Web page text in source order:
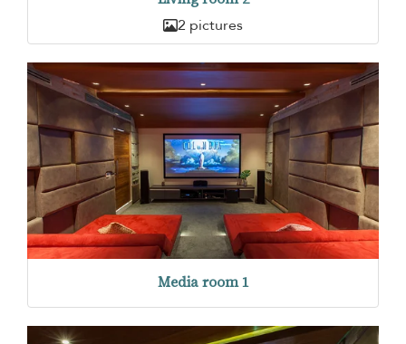
2 pictures
Media room 1